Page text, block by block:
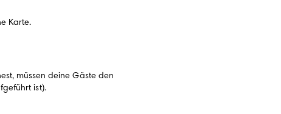
Karte.
müssen deine Gäste den
ist).